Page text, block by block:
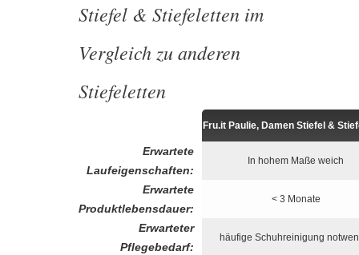
Stiefel & Stiefeletten im
Vergleich zu anderen
Stiefeletten
Fru.it Paulie, Damen Stiefel &
Erwartete
Laufeigenschaften:
In hohem Maße weich
Erwartete
Produktlebensdauer:
< 3 Monate
Erwarteter
Pflegebedarf:
häufige Schuhreinigung